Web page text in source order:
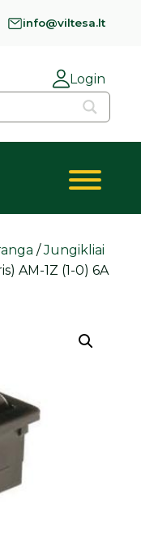
info@viltesa.lt
Login
/Jungikliai
AM-1Z (1-0) 6A